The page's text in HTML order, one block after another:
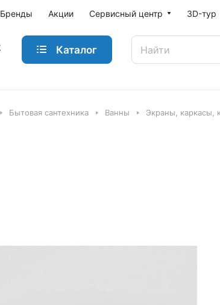
Бренды Акции Сервисный центр 3D-тур
Каталог
Бытовая сантехника Ванны Экраны, каркасы,